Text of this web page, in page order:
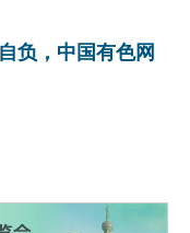
负，中国有色网